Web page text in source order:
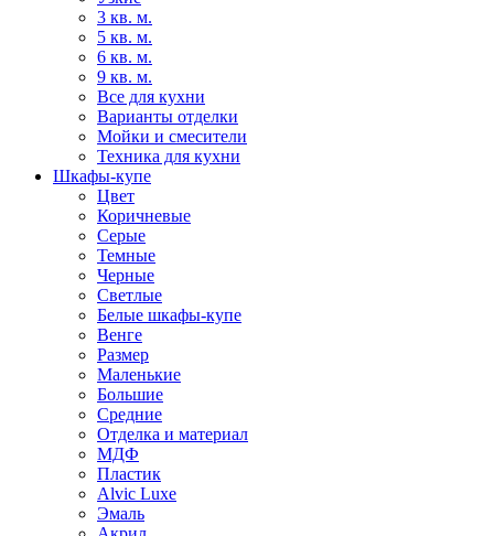
3 кв. м.
5 кв. м.
6 кв. м.
9 кв. м.
Все для кухни
Варианты отделки
Мойки и смесители
Техника для кухни
Шкафы-купе
Цвет
Коричневые
Серые
Темные
Черные
Светлые
Белые шкафы-купе
Венге
Размер
Маленькие
Большие
Средние
Отделка и материал
МДФ
Пластик
Alvic Luxe
Эмаль